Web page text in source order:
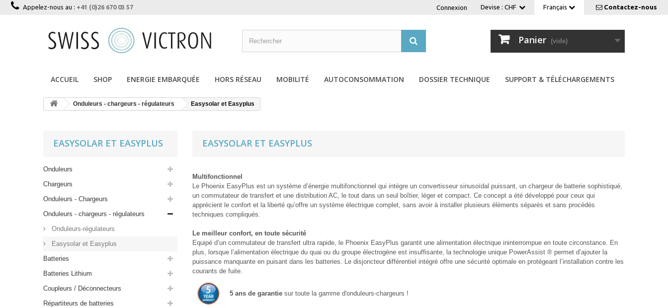
Contactez-nous
Appelez-nous au : +41 (0)26 670 03 57 Français
Devise : CHF
Connexion
Panier (vide)
ACCUEIL SHOP ENERGIE EMBARQUÉE HORS RÉSEAU MOBILITÉ AUTOCONSOMMATION DOSSIER TECHNIQUE SUPPORT & TÉLÉCHARGEMENTS
Onduleurs - chargeurs - régulateurs Easysolar et Easyplus
EASYSOLAR ET EASYPLUS
Onduleurs
Chargeurs
Onduleurs - Chargeurs
Onduleurs - chargeurs - régulateurs
Onduleurs-régulateurs
Easysolar et Easyplus
Batteries
Batteries Lithium
Coupleurs / Déconnecteurs
Répartiteurs de batteries
EASYSOLAR ET EASYPLUS
Multifonctionnel
Le Phoenix EasyPlus est un système d’énergie multifonctionnel qui intègre un convertisseur sinusoïdal puissant, un chargeur de batterie sophistiqué,
un commutateur de transfert et une distribution AC, le tout dans un seul boîtier, léger et compact. Ce concept a été développé pour ceux qui
apprécient le confort et la liberté qu’offre un système électrique complet, sans avoir à installer plusieurs éléments séparés et sans procédés
techniques compliqués.
Le meilleur confort, en toute sécurité
Equipé d’un commutateur de transfert ultra rapide, le Phoenix EasyPlus garantit une alimentation électrique ininterrompue en toute circonstance. En
plus, lorsque l’alimentation électrique du quai ou du groupe électrogène est insuffisante, la technologie unique PowerAssist ® permet d’ajouter la
puissance manquante en puisant dans les batteries. Le disjoncteur différentiel intégré offre une sécurité optimale en protégeant l’installation contre les
courants de fuite.
5 ans de garantie sur toute la gamme d'onduleurs-chargeurs !